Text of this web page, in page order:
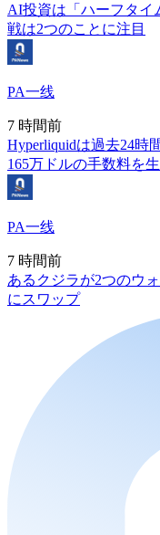
AI投資は「ハーフタイ
戦は2つのことに注目
PA一线
7 時間前
Hyperliquidは過去24時
165万ドルの手数料を
PA一线
7 時間前
あるクジラが2つのウ
にスワップ